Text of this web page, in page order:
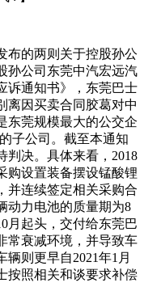
的两则关于控股孙公
孙公司东莞中汽宏远汽
诉通知书》，东莞巴士
离因买卖合同胶葛对中
东莞规模最大的公交企
子公司。截至本通知
判决。具体来看，2018
购设置装备摆设锰酸锂
并连续签定相关采购合
动力电池的质量期为8
月起头，交付给东莞巴
常衰减环境，并导致车
则更早自2021年1月
按照相关和谈要求补偿